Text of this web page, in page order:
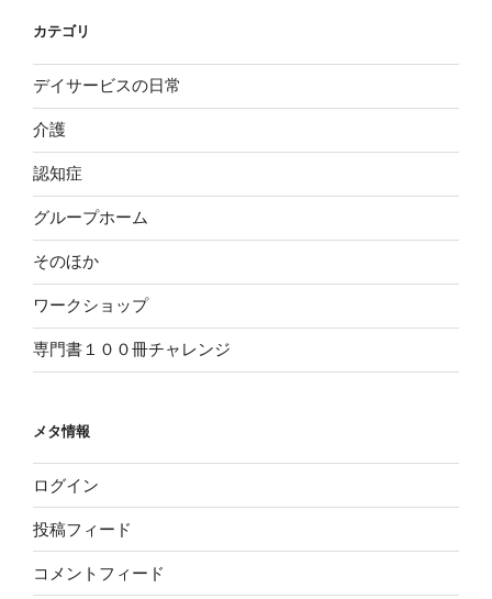
カテゴリ
デイサービスの日常
介護
認知症
グループホーム
そのほか
ワークショップ
専門書１００冊チャレンジ
メタ情報
ログイン
投稿フィード
コメントフィード